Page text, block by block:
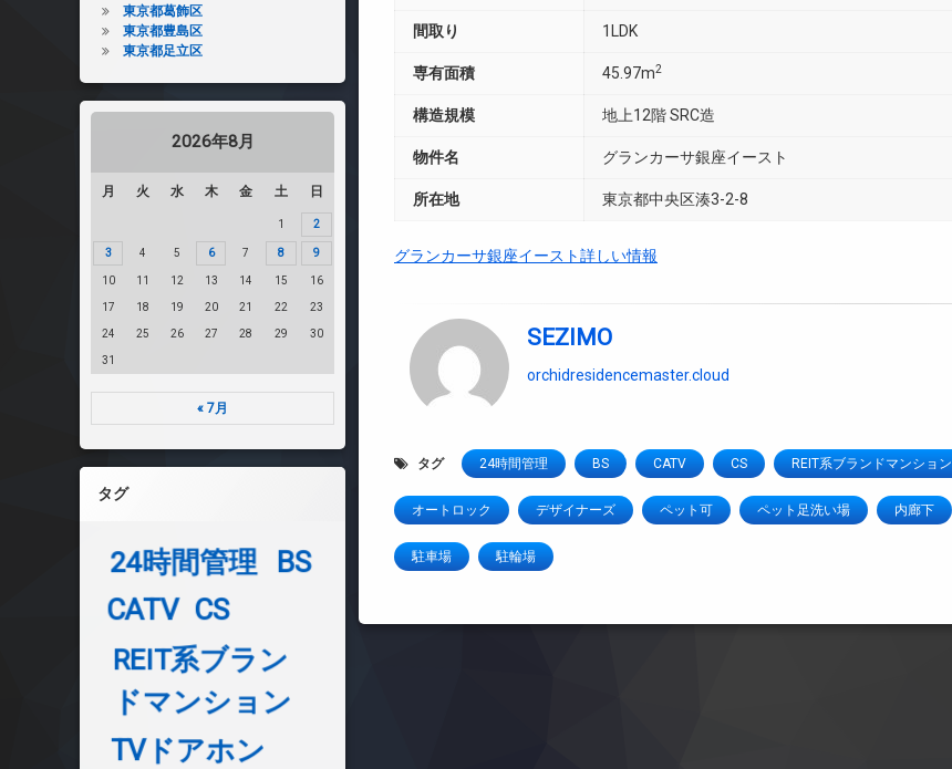
間取り 1LDK
専有面積 45.97m2
構造規模 地上12階 SRC造
物件名 グランカーサ銀座イースト
所在地 東京都中央区湊3-2-8
グランカーサ銀座イースト詳しい情報
SEZIMO
orchidresidencemaster.cloud
タグ 24時間管理 BS CATV CS REIT系ブランドマンション
オートロック デザイナーズ ペット可 ペット足洗い場 内廊下
駐車場 駐輪場
東京都葛飾区
東京都豊島区
東京都足立区
2026年8月
月 火 水 木 金 土 日
1 2
3 4 5 6 7 8 9
10 11 12 13 14 15 16
17 18 19 20 21 22 23
24 25 26 27 28 29 30
31
« 7月
タグ
24時間管理
BS
CATV CS
REIT系ブラン
ドマンション
TVドアホン